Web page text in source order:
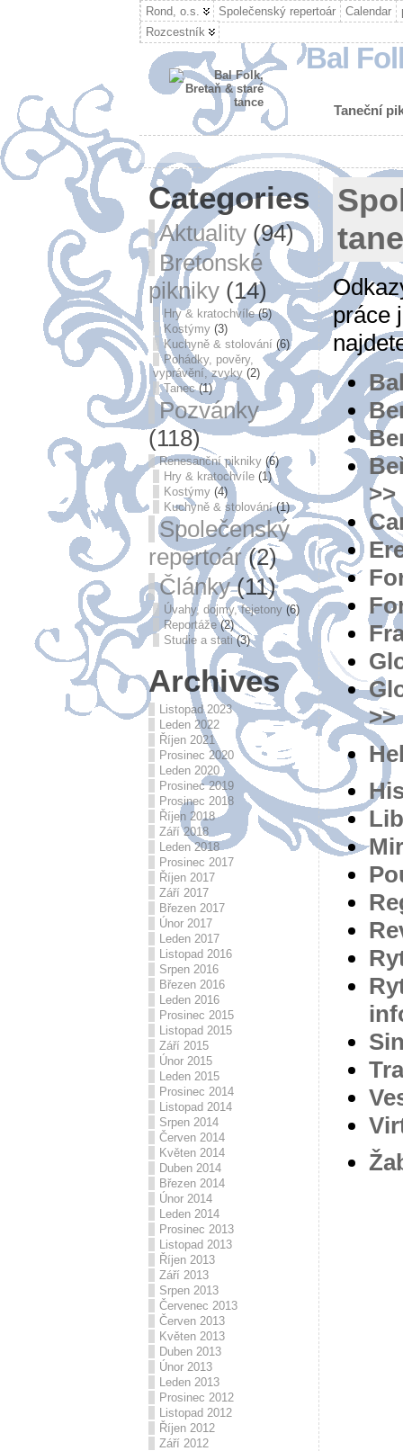
Rond, o.s. Společenský repertoár Calendar
Rozcestník
Bal
Taneční
Categories
Aktuality(94)
Bretonské
pikniky(14)
Hry & kratochvíle(5)
Kostýmy(3)
Kuchyně & stolování(6)
Pohádky, pověry,
vyprávění, zvyky(2)
Tanec(1)
Pozvánky
(118)
Renesanční pikniky(6)
Hry & kratochvíle(1)
Kostýmy(4)
Kuchyně & stolování(1)
Společenský
repertoár(2)
Články(11)
Úvahy, dojmy, fejetony (6)
Reportáže(2)
Studie a stati(3)
Archives
Listopad 2023
Leden 2022
Říjen 2021
Prosinec 2020
Leden 2020
Prosinec 2019
Prosinec 2018
Říjen 2018
Září 2018
Leden 2018
Prosinec 2017
Říjen 2017
Září 2017
Březen 2017
Únor 2017
Leden 2017
Listopad 2016
Srpen 2016
Březen 2016
Leden 2016
Prosinec 2015
Listopad 2015
Září 2015
Únor 2015
Leden 2015
Prosinec 2014
Listopad 2014
Srpen 2014
Červen 2014
Květen 2014
Duben 2014
Březen 2014
Únor 2014
Leden 2014
Prosinec 2013
Listopad 2013
Říjen 2013
Září 2013
Srpen 2013
Červenec 2013
Červen 2013
Květen 2013
Duben 2013
Únor 2013
Leden 2013
Prosinec 2012
Listopad 2012
Říjen 2012
Září 2012
práce
>>
>>